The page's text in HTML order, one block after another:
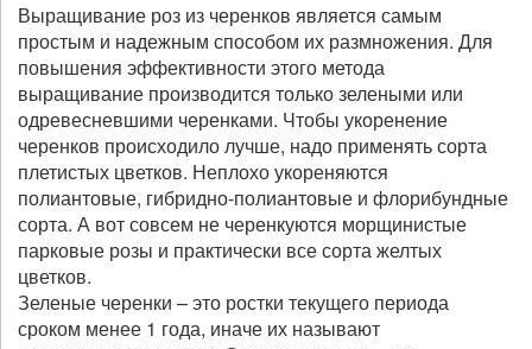
Выращивание роз из черенков является самым
простым и надежным способом их размножения. Для
повышения эффективности этого метода
выращивание производится только зелеными или
одревесневшими черенками. Чтобы укоренение
черенков происходило лучше, надо применять сорта
плетистых цветков. Неплохо укореняются
полиантовые, гибридно-полиантовые и флорибундные
сорта. А вот совсем не черенкуются морщинистые
парковые розы и практически все сорта желтых
цветков.
Зеленые черенки – это ростки текущего периода
сроком менее 1 года, иначе их называют